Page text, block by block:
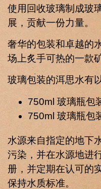
使用回收玻璃制成玻
展，贡献一份力量。
奢华的包装和卓越的
场上炙手可热的一款
玻璃包装的洱思水有
750ml 玻璃瓶包
750ml 玻璃瓶包
水源来自指定的地下
污染，并在水源地进
册，并定期在认可的
保持水质标准。